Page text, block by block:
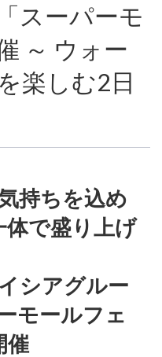
スーパーモ
～ ウォー
楽しむ2日
持ちを込め
体で盛り上げ
シアグルー
モールフェ
催